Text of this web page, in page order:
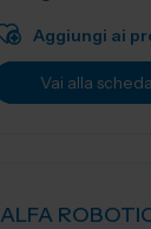
Aggiungi ai
Vai alla scheda
ALFA